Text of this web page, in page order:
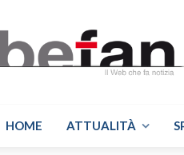
HOME ATTUALITÀ